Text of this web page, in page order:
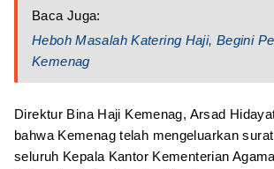
Baca Juga:
Heboh Masalah Katering Haji, Begini
Kemenag
Direktur Bina Haji Kemenag, Arsad
bahwa Kemenag telah mengeluarkan
seluruh Kepala Kantor Kementerian